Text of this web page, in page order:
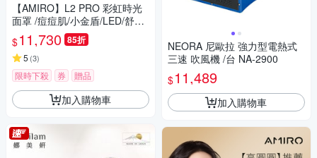
【AMIRO】L2 PRO 彩虹時光
面罩 /痘痘肌/小金盾/LED/舒緩/
亮膚/緊緻/分眼式/5重光/4種模
式/5大分區
$11,730 85折
5 (3)
限時下殺 券 贈品
加入購物車
NEORA 尼歐拉 強力型電熱式
三速 吹風機 /台 NA-2900
$11,489
加入購物車